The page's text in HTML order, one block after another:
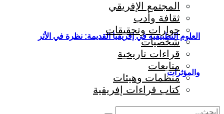
العلوم التطبيقية في إفريقيا القديمة: نظرة في الأثر
والمؤثرات
المجتمع الإفريقي
ثقافة وأدب
حوارات وتحقيقات
شخصيات
قراءات تاريخية
متابعات
منظمات وهيئات
كتاب قراءات إفريقية